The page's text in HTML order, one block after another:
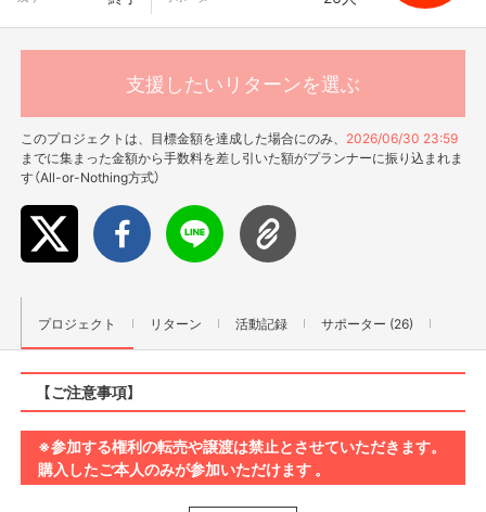
支援したいリターンを選ぶ
このプロジェクトは、目標金額を達成した場合にのみ、 2026/06/30 23:59
までに集まった金額から手数料を差し引いた額がプランナーに振り込まれま
す（All-or-Nothing方式）
プロジェクト リターン 活動記録 サポーター (26)
【ご注意事項】
※参加する権利の転売や譲渡は禁止とさせていただきます。
購入したご本人のみが参加いただけます 。